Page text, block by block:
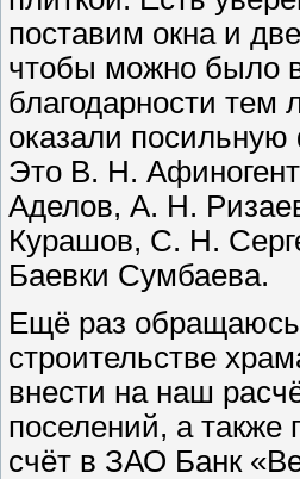
поставим окна и
чтобы можно было
благодарности тем
оказали
Это В. Н.
Аделов, А. Н.
Курашов, С. Н.
Баевки Сумбаева.
Ещё раз обращаюсь
строительстве
внести на наш
поселений, а
счёт в ЗАО Банк